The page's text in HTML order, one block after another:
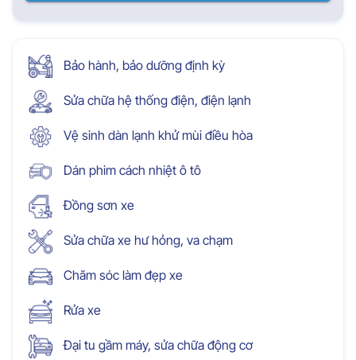
Bảo hành, bảo dưỡng định kỳ
Sửa chữa hệ thống điện, điện lạnh
Vệ sinh dàn lạnh khử mùi điều hòa
Dán phim cách nhiệt ô tô
Đồng sơn xe
Sửa chữa xe hư hỏng, va chạm
Chăm sóc làm đẹp xe
Rửa xe
Đại tu gầm máy, sửa chữa động cơ